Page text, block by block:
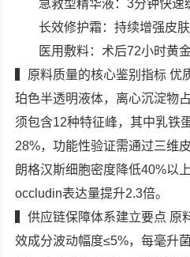
急救型精华液：3分钟快速
长效修护霜：持续增强皮
医用敷料：术后72小时黄
▍原料质量的核心鉴别指标 优
珀色半透明液体，离心沉淀物
须包含12种特征峰，其中乳铁
28%，功能性验证需通过三维
朗格汉斯细胞密度降低40%以
occludin表达量提升2.3倍。
▍供应链保障体系建立要点 原
效成分波动幅度≤5%，每毫升